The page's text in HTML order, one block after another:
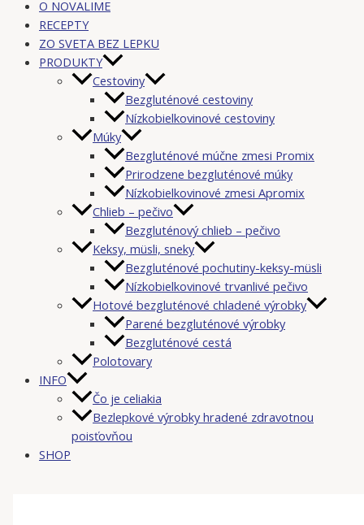
O NOVALIME
RECEPTY
ZO SVETA BEZ LEPKU
PRODUKTY
Cestoviny
Bezgluténové cestoviny
Nízkobielkovinové cestoviny
Múky
Bezgluténové múčne zmesi Promix
Prirodzene bezgluténové múky
Nízkobielkovinové zmesi Apromix
Chlieb – pečivo
Bezgluténový chlieb – pečivo
Keksy, müsli, sneky
Bezgluténové pochutiny-keksy-müsli
Nízkobielkovinové trvanlivé pečivo
Hotové bezgluténové chladené výrobky
Parené bezgluténové výrobky
Bezgluténové cestá
Polotovary
INFO
Čo je celiakia
Bezlepkové výrobky hradené zdravotnou
poisťovňou
SHOP